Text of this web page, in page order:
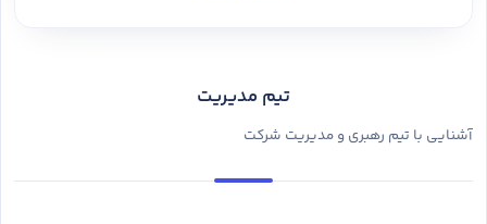
تیم مدیریت
آشنایی با تیم رهبری و مدیریت شرکت